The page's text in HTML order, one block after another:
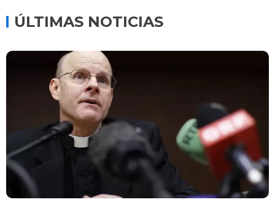
ÚLTIMAS NOTICIAS